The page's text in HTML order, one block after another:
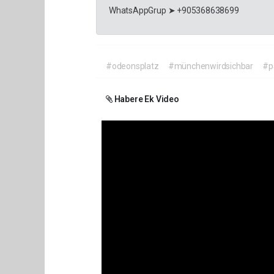
WhatsAppGrup ➤ +905368638699
#odeonsplatz #münchenwirdsichbar
Habere Ek Video